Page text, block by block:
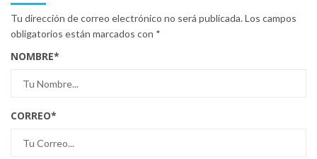
Tu dirección de correo electrónico no será publicada.Los campos
obligatorios están marcados con *
NOMBRE*
CORREO*